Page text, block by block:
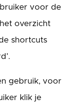
voor de
overzicht
shortcuts
gebruik, voor
klik je